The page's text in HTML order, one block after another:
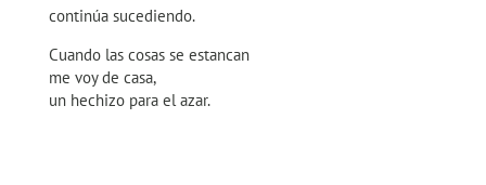
continúa sucediendo.
Cuando las cosas se estancan
me voy de casa,
un hechizo para el azar.